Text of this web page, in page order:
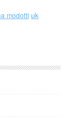
modotti uk